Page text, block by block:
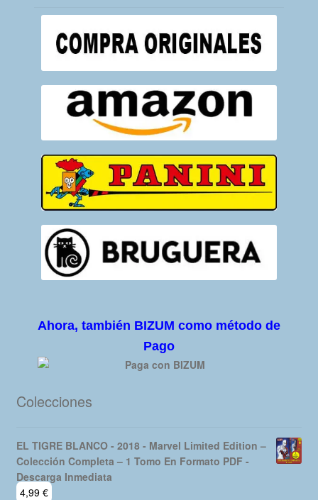
Ahora, también BIZUM como método de
Pago
Colecciones
EL TIGRE BLANCO - 2018 - Marvel Limited Edition –
Colección Completa – 1 Tomo En Formato PDF -
Descarga Inmediata
4,99 €